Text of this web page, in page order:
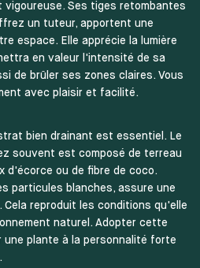
vigoureuse. Ses tiges retombantes
un tuteur, apportent une
espace. Elle apprécie la lumière
en valeur l'intensité de sa
de brûler ses zones claires. Vous
avec plaisir et facilité.
bien drainant est essentiel. Le
souvent est composé de terreau
d'écorce ou de fibre de coco.
particules blanches, assure une
Cela reproduit les conditions qu'elle
naturel. Adopter cette
une plante à la personnalité forte